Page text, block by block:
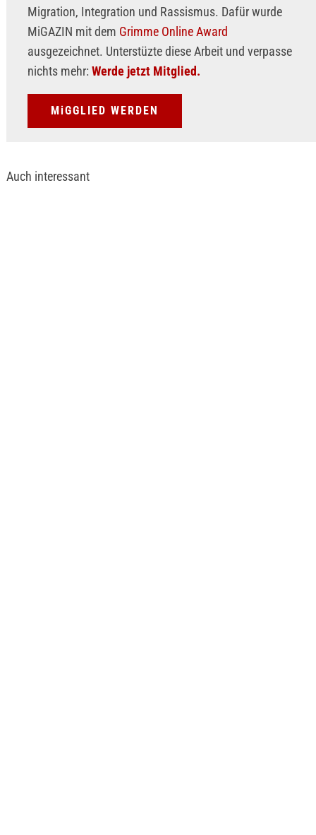
Migration, Integration und Rassismus. Dafür wurde
MiGAZIN mit dem Grimme Online Award
ausgezeichnet. Unterstüzte diese Arbeit und verpasse
nichts mehr: Werde jetzt Mitglied.
MiGGLIED WERDEN
Auch interessant